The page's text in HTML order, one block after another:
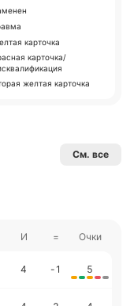
карточка
карточка/
желтая карточка
См. все
И = Очки
4 -1 5